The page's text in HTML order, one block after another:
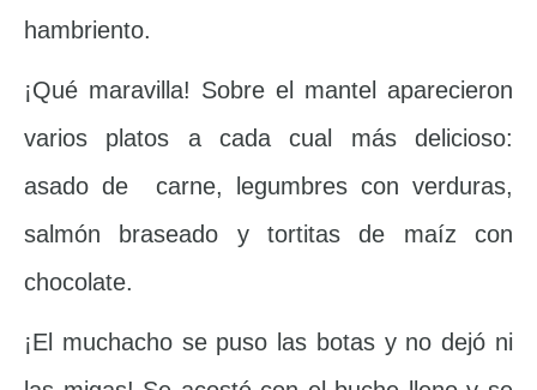
hambriento.
¡Qué maravilla! Sobre el mantel aparecieron
varios platos a cada cual más delicioso:
asado de carne, legumbres con verduras,
salmón braseado y tortitas de maíz con
chocolate.
¡El muchacho se puso las botas y no dejó ni